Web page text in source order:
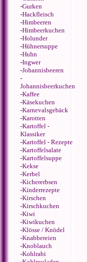
-Gurken
-Hackfleisch
-Himbeeren
-Himbeerkuchen
-Holunder
-Hühnersuppe
-Huhn
-Ingwer
-Johannisbeeren
-
Johannisbeerkuchen
-Kaffee
-Käsekuchen
-Karnevalsgebäck
-Karotten
-Kartoffel -
Klassiker
-Kartoffel - Rezepte
-Kartoffelsalate
-Kartoffelsuppe
-Kekse
-Kerbel
-Kichererbsen
-Kinderrezepte
-Kirschen
-Kirschkuchen
-Kiwi
-Kiwikuchen
-Klösse / Knödel
-Knabbereien
-Knoblauch
-Kohlrabi